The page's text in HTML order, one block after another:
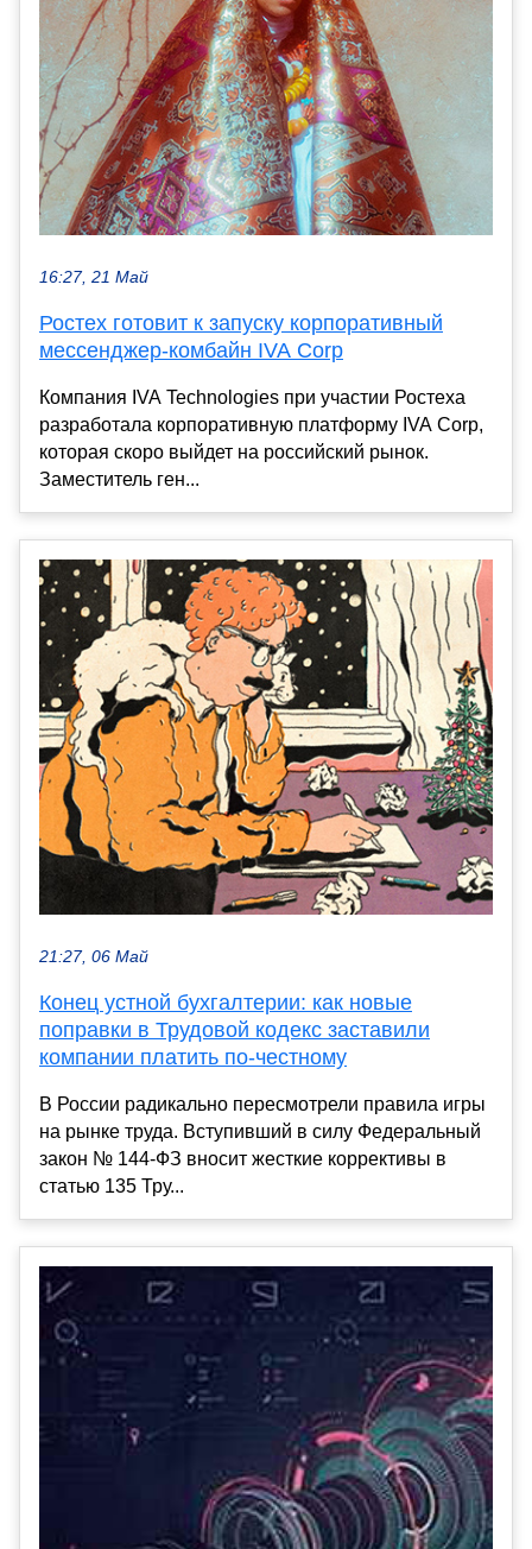
16:27, 21 Май
Ростех готовит к запуску корпоративный
мессенджер-комбайн IVA Corp
Компания IVA Technologies при участии Ростеха
разработала корпоративную платформу IVA Corp,
которая скоро выйдет на российский рынок.
Заместитель ген...
21:27, 06 Май
Конец устной бухгалтерии: как новые
поправки в Трудовой кодекс заставили
компании платить по-честному
В России радикально пересмотрели правила игры
на рынке труда. Вступивший в силу Федеральный
закон № 144-ФЗ вносит жесткие коррективы в
статью 135 Тру...